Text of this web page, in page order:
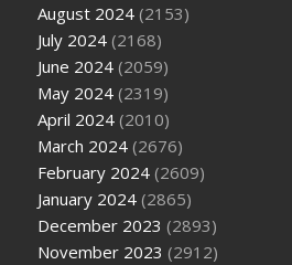
August 2024 (2153)
July 2024 (2168)
June 2024 (2059)
May 2024 (2319)
April 2024 (2010)
March 2024 (2676)
February 2024 (2609)
January 2024 (2865)
December 2023 (2893)
November 2023 (2912)